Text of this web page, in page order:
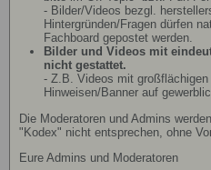
- Bilder/Videos bezgl.
Hintergründen/Fragen dürfen
Fachboard gepostet werden.
Bilder und Videos mit
nicht gestattet.
- Z.B. Videos mit großflächigen
Hinweisen/Banner auf
Die Moderatoren und Admins
"Kodex" nicht entsprechen, ohne
Eure Admins und Moderatoren